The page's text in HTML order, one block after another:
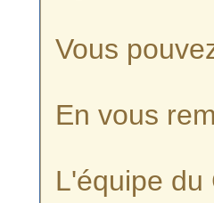
Vous
En vous
L'équipe du